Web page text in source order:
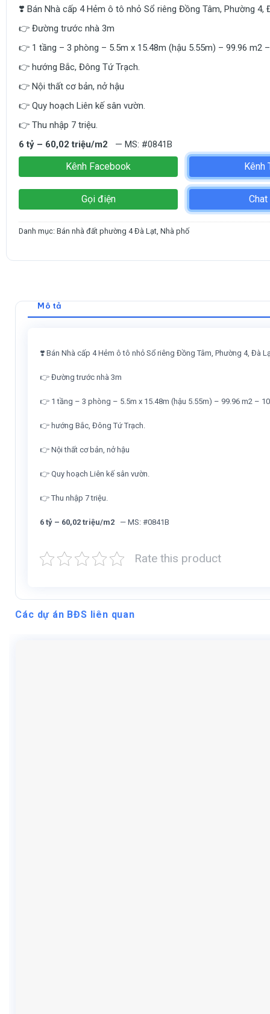
❣️ Bán Nhà cấp 4 Hẻm ô tô nhỏ Sổ riêng Đồng Tâm, Phường 4,
👉 Đường trước nhà 3m
👉 1 tầng – 3 phòng – 5.5m x 15.48m (hậu 5.55m) – 99.96 m2
👉 hướng Bắc, Đông Tứ Trạch.
👉 Nội thất cơ bản, nở hậu
👉 Quy hoạch Liên kế sân vườn.
👉 Thu nhập 7 triệu.
6 tỷ – 60,02 triệu/m2 — MS: #0841B
Kênh Facebook Kênh
Gọi điện
Danh mục:Bán nhà đất phường 4 Đà Lạt,Nhà phố
Mô tả
❣️ Bán Nhà cấp 4 Hẻm ô tô nhỏ Sổ riêng Đồng Tâm, Phường 4, Đà
👉 Đường trước nhà 3m
👉 1 tầng – 3 phòng – 5.5m x 15.48m (hậu 5.55m) – 99.96 m2 –
👉 hướng Bắc, Đông Tứ Trạch.
👉 Nội thất cơ bản, nở hậu
👉 Quy hoạch Liên kế sân vườn.
👉 Thu nhập 7 triệu.
6 tỷ – 60,02 triệu/m2 — MS: #0841B
Rate this product
Các dự án BĐS liên quan